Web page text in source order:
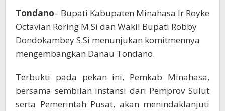
Tondano
Tondano– Bupati Kabupaten Minahasa Ir Royke
Octavian Roring M.Si dan Wakil Bupati Robby
Dondokambey S.Si menunjukan komitmennya
mengembangkan Danau Tondano.
Terbukti pada pekan ini, Pemkab Minahasa,
bersama sembilan instansi dari Pemprov Sulut
serta Pemerintah Pusat, akan menindaklanjuti